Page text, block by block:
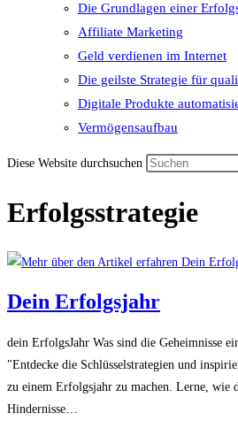
Die Grundlagen einer
Affiliate Marketing
Geld verdienen im Internet
Die geilste Strategie für
Digitale Produkte
Vermögensaufbau
Diese Website durchsuchen
Erfolgsstrategie
Dein Erfolgsjahr
dein ErfolgsJahr Was sind die Geheimnisse
"Entdecke die Schlüsselstrategien und
zu einem Erfolgsjahr zu machen. Lerne, wie
Hindernisse…